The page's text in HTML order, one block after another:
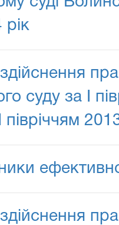
рік
суду за І
півріччям